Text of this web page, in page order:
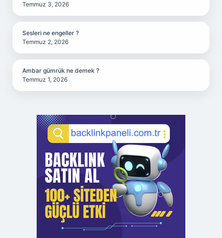
Temmuz 3, 2026
Sesleri ne engeller ?
Temmuz 2, 2026
Ambar gümrük ne demek ?
Temmuz 1, 2026